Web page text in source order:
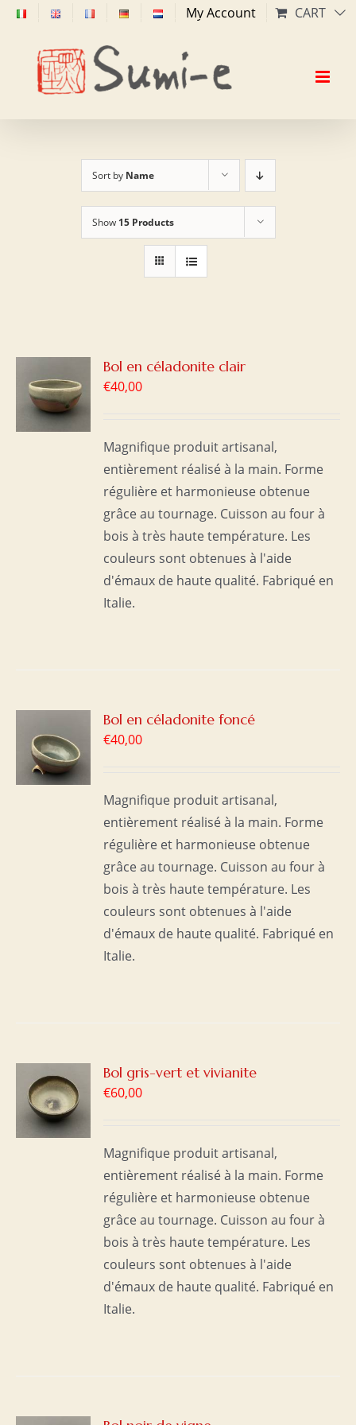
Skip
content
My Account CART
Sort by Name
Show 15 Products
Bol en céladonite clair
€40,00
Magnifique produit artisanal,
entièrement réalisé à la main. Forme
régulière et harmonieuse obtenue
grâce au tournage. Cuisson au four à
bois à très haute température. Les
couleurs sont obtenues à l'aide
d'émaux de haute qualité. Fabriqué en
Italie.
Bol en céladonite foncé
€40,00
Magnifique produit artisanal,
entièrement réalisé à la main. Forme
régulière et harmonieuse obtenue
grâce au tournage. Cuisson au four à
bois à très haute température. Les
couleurs sont obtenues à l'aide
d'émaux de haute qualité. Fabriqué en
Italie.
Bol gris-vert et vivianite
€60,00
Magnifique produit artisanal,
entièrement réalisé à la main. Forme
régulière et harmonieuse obtenue
grâce au tournage. Cuisson au four à
bois à très haute température. Les
couleurs sont obtenues à l'aide
d'émaux de haute qualité. Fabriqué en
Italie.